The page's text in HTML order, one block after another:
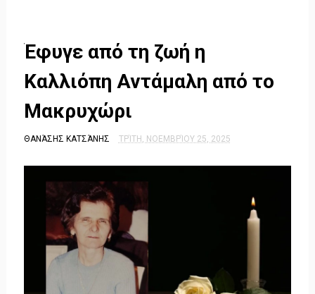
Έφυγε από τη ζωή η
Καλλιόπη Αντάμαλη από το
Μακρυχώρι
ΘΑΝΆΣΗΣ ΚΑΤΣΆΝΗΣ ΤΡΊΤΗ, ΝΟΕΜΒΡΊΟΥ 25, 2025